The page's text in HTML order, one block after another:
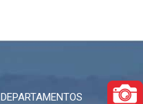
DEPARTAMENTOS